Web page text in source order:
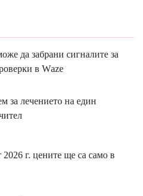
дa зaбpaни cигнaлитe зa
в Wаzе
за лечението на един
2026 г. цените ще са само в